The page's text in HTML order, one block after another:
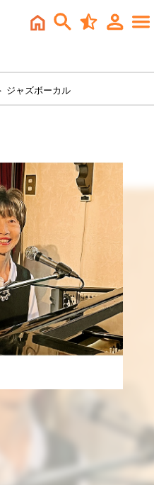
ジャズボーカル